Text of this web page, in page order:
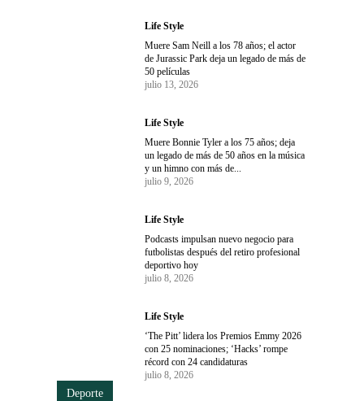
Life Style
Muere Sam Neill a los 78 años; el actor
de Jurassic Park deja un legado de más de
50 películas
julio 13, 2026
Life Style
Muere Bonnie Tyler a los 75 años; deja
un legado de más de 50 años en la música
y un himno con más de...
julio 9, 2026
Life Style
Podcasts impulsan nuevo negocio para
futbolistas después del retiro profesional
deportivo hoy
julio 8, 2026
Life Style
‘The Pitt’ lidera los Premios Emmy 2026
con 25 nominaciones; ‘Hacks’ rompe
récord con 24 candidaturas
julio 8, 2026
Deporte